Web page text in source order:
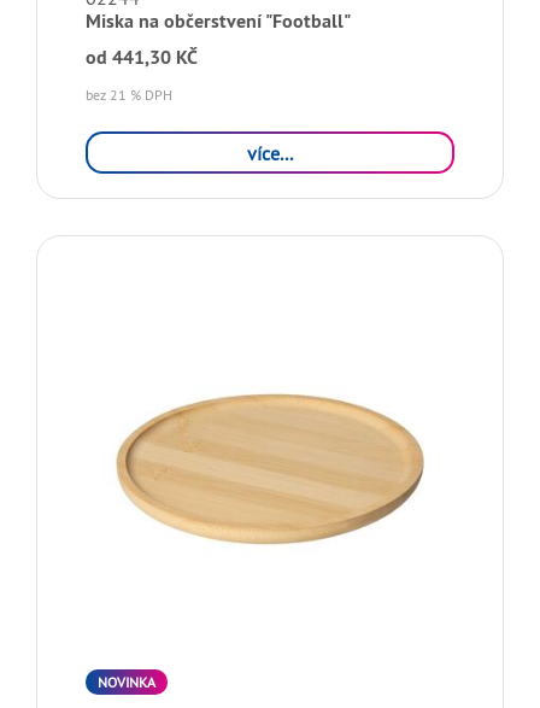
Miska na občerstvení "Football"
od 441,30 KČ
bez 21 % DPH
více...
NOVINKA